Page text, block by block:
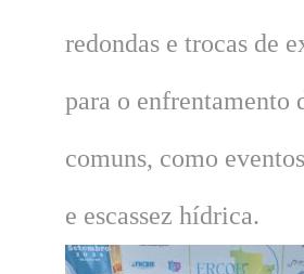
redondas e trocas de
para o enfrentamento
comuns, como
e escassez hídrica.